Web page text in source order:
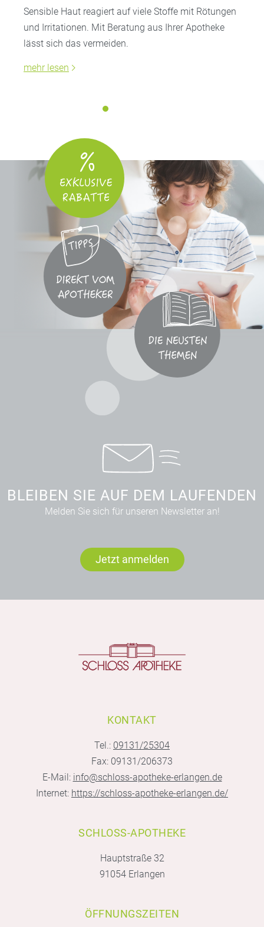
Sensible Haut reagiert auf viele Stoffe mit Rötungen
und Irritationen. Mit Beratung aus Ihrer Apotheke
lässt sich das vermeiden.
mehr lesen
BLEIBEN SIE AUF DEM LAUFENDEN
Melden Sie sich für unseren Newsletter an!
Jetzt anmelden
KONTAKT
Tel.: 09131/25304
Fax: 09131/206373
E-Mail: info@schloss-apotheke-erlangen.de
Internet: https://schloss-apotheke-erlangen.de/
SCHLOSS-APOTHEKE
Hauptstraße 32
91054 Erlangen
ÖFFNUNGSZEITEN